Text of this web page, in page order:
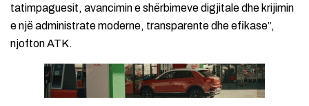
tatimpaguesit, avancimin e shërbimeve digjitale dhe krijimin
e një administrate moderne, transparente dhe efikase”,
njofton ATK.